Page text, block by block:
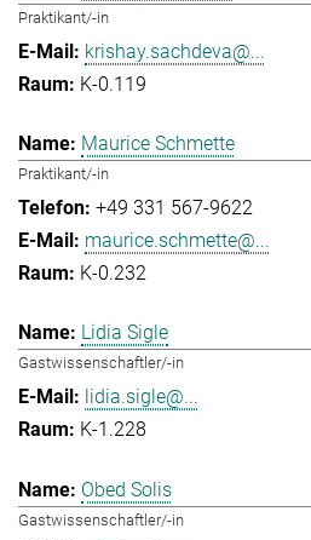
Praktikant/-in
krishay.sachdeva@...
K-0.119
Maurice Schmette
Praktikant/-in
+49 331 567-9622
maurice.schmette@...
K-0.232
Lidia Sigle
Gastwissenschaftler/-in
lidia.sigle@...
K-1.228
Obed Solis
Gastwissenschaftler/-in